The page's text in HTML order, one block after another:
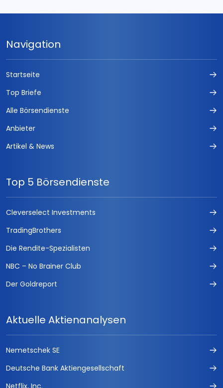
Navigation
Startseite
Top Briefe
Alle Börsendienste
Anbieter
Artikel & News
Top 5 Börsendienste
Cleverselect Investments
TradingBrothers
Die Rendite-Spezialisten
NBC – No Brainer Club
Der Goldreport
Aktuelle Aktienanalysen
Nemetschek SE
Deutsche Bank Aktiengesellschaft
Netflix, Inc.